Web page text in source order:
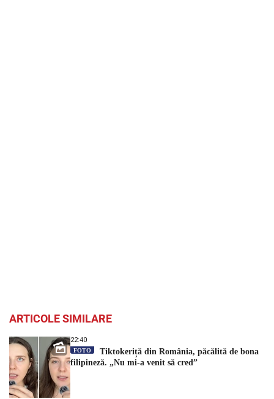
ARTICOLE SIMILARE
22:40
FOTO
Tiktokeriță din România, păcălită de bona
filipineză. „Nu mi-a venit să cred”